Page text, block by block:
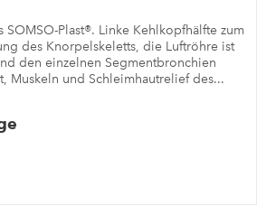
SOMSO-Plast®. Linke Kehlkopfhälfte zum
des Knorpelskeletts, die Luftröhre ist
den einzelnen Segmentbronchien
Muskeln und Schleimhautrelief des...